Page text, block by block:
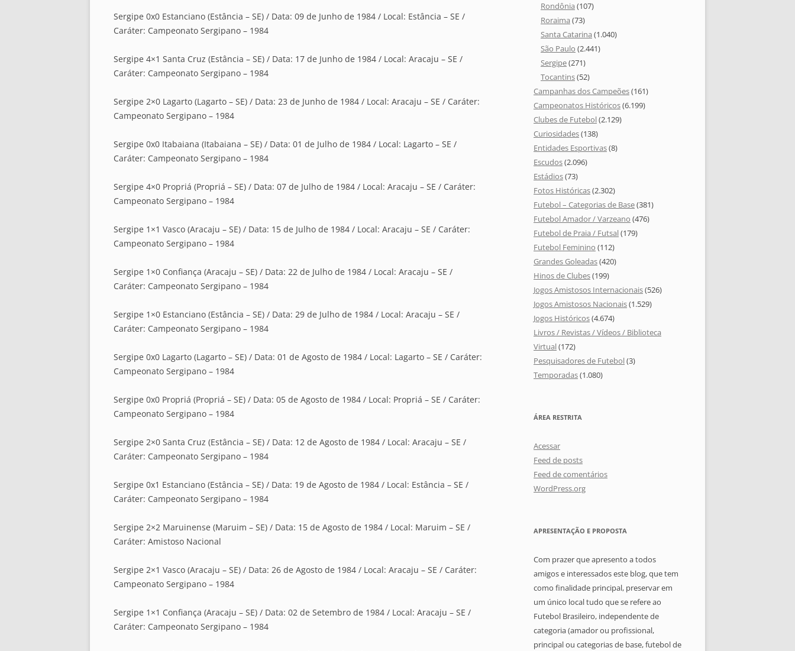
Sergipe 0x0 Estanciano (Estância – SE) / Data: 09 de Junho de 1984 / Local: Estância – SE /
Caráter: Campeonato Sergipano – 1984
Sergipe 4×1 Santa Cruz (Estância – SE) / Data: 17 de Junho de 1984 / Local: Aracaju – SE /
Caráter: Campeonato Sergipano – 1984
Sergipe 2×0 Lagarto (Lagarto – SE) / Data: 23 de Junho de 1984 / Local: Aracaju – SE / Caráter:
Campeonato Sergipano – 1984
Sergipe 0x0 Itabaiana (Itabaiana – SE) / Data: 01 de Julho de 1984 / Local: Lagarto – SE /
Caráter: Campeonato Sergipano – 1984
Sergipe 4×0 Propriá (Propriá – SE) / Data: 07 de Julho de 1984 / Local: Aracaju – SE / Caráter:
Campeonato Sergipano – 1984
Sergipe 1×1 Vasco (Aracaju – SE) / Data: 15 de Julho de 1984 / Local: Aracaju – SE / Caráter:
Campeonato Sergipano – 1984
Sergipe 1×0 Confiança (Aracaju – SE) / Data: 22 de Julho de 1984 / Local: Aracaju – SE /
Caráter: Campeonato Sergipano – 1984
Sergipe 1×0 Estanciano (Estância – SE) / Data: 29 de Julho de 1984 / Local: Aracaju – SE /
Caráter: Campeonato Sergipano – 1984
Sergipe 0x0 Lagarto (Lagarto – SE) / Data: 01 de Agosto de 1984 / Local: Lagarto – SE / Caráter:
Campeonato Sergipano – 1984
Sergipe 0x0 Propriá (Propriá – SE) / Data: 05 de Agosto de 1984 / Local: Propriá – SE / Caráter:
Campeonato Sergipano – 1984
Sergipe 2×0 Santa Cruz (Estância – SE) / Data: 12 de Agosto de 1984 / Local: Aracaju – SE /
Caráter: Campeonato Sergipano – 1984
Sergipe 0x1 Estanciano (Estância – SE) / Data: 19 de Agosto de 1984 / Local: Estância – SE /
Caráter: Campeonato Sergipano – 1984
Sergipe 2×2 Maruinense (Maruim – SE) / Data: 15 de Agosto de 1984 / Local: Maruim – SE /
Caráter: Amistoso Nacional
Sergipe 2×1 Vasco (Aracaju – SE) / Data: 26 de Agosto de 1984 / Local: Aracaju – SE / Caráter:
Campeonato Sergipano – 1984
Sergipe 1×1 Confiança (Aracaju – SE) / Data: 02 de Setembro de 1984 / Local: Aracaju – SE /
Caráter: Campeonato Sergipano – 1984
Rondônia (107)
Roraima (73)
Santa Catarina (1.040)
São Paulo (2.441)
Sergipe(271)
Tocantins(52)
Campanhas dos Campeões(161)
Campeonatos Históricos(6.199)
Clubes de Futebol(2.129)
Curiosidades(138)
Entidades Esportivas(8)
Escudos(2.096)
Estádios(73)
Fotos Históricas(2.302)
Futebol – Categorias de Base(381)
Futebol Amador / Varzeano (476)
Futebol de Praia / Futsal(179)
Futebol Feminino (112)
Grandes Goleadas(420)
Hinos de Clubes(199)
Jogos Amistosos Internacionais(526)
Jogos Amistosos Nacionais(1.529)
Jogos Históricos(4.674)
Livros / Revistas / Vídeos / Biblioteca
Virtual(172)
Pesquisadores de Futebol(3)
Temporadas(1.080)
ÁREA RESTRITA
Acessar
Feed de posts
Feed de comentários
WordPress.org
APRESENTAÇÃO E PROPOSTA
Com prazer que apresento a todos
amigos e interessados este blog, que tem
como finalidade principal, preservar em
um único local tudo que se refere ao
Futebol Brasileiro, independente de
categoria (amador ou profissional,
principal ou categorias de base, futebol de